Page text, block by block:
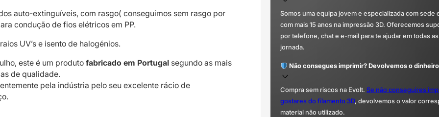
auto-extinguíveis, com rasgo( conseguimos sem rasgo por
condução de fios elétricos em PP.
UV’s e isento de halogénios.
este é um produto fabricado em Portugal segundo as mais
de qualidade.
pela indústria pelo seu excelente rácio de
Somos uma equipa jovem e especializada com sede
com mais 15 anos na impressão 3D. Oferecemos
por telefone, chat e e-mail para te ajudar em todas
jornada.
Não consegues imprimir? Devolvemos o
Compra sem riscos na Evolt. Se não conseguires
gostares do filamento 3D, devolvemos o valor
material não utilizado.